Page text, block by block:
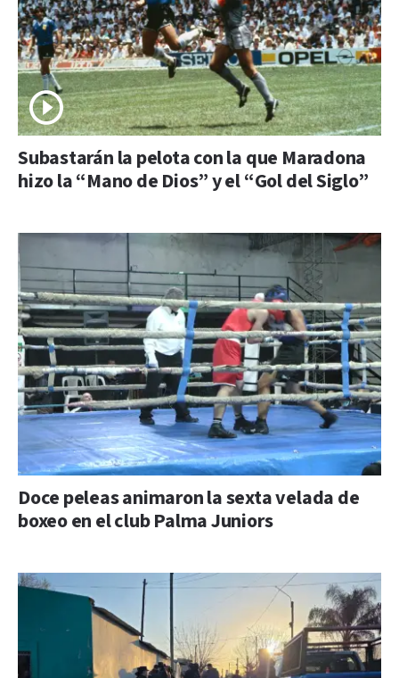
Subastarán la pelota con la que Maradona
hizo la “Mano de Dios” y el “Gol del Siglo”
Doce peleas animaron la sexta velada de
boxeo en el club Palma Juniors